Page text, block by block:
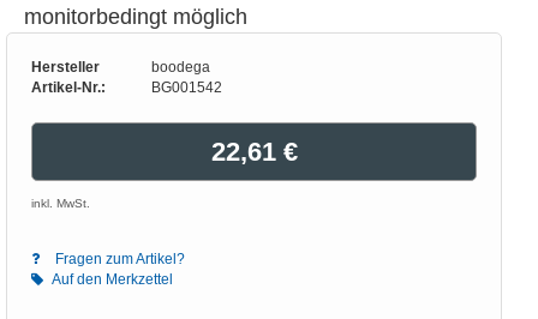
monitorbedingt möglich
Hersteller
boodega
Artikel-Nr.:
BG001542
22,61 €
inkl. MwSt.
Fragen zum Artikel?
Auf den Merkzettel